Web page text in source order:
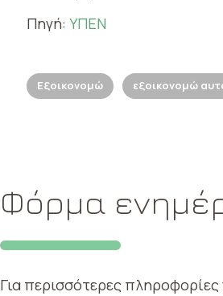
Πηγή: ΥΠΕΝ
Εξοικονομώ εξοικονομώ
Φόρμα
Για περισσότερες πληροφορίες